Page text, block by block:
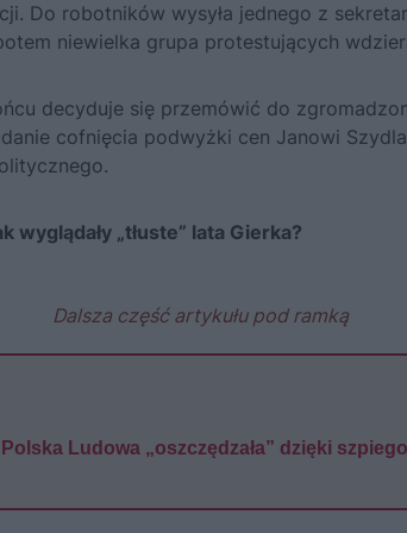
Do robotników wysyła jednego z
niewielka grupa protestujących
decyduje się przemówić do
cofnięcia podwyżki cen Janowi
wyglądały „tłuste” lata Gierka?
Dalsza część artykułu pod ramką
Ludowa „oszczędzała” dzięki